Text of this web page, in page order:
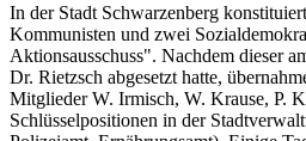
In der Stadt Schwarzenberg
Kommunisten und zwei
Aktionsausschuss". Nachdem dieser
Dr. Rietzsch abgesetzt hatte,
Mitglieder W. Irmisch, W. Krause, P.
Schlüsselpositionen in der